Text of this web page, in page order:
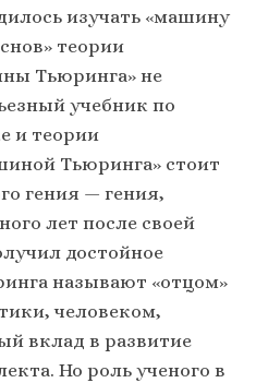
изучать «машину
теории
Тьюринга» не
учебник по
и теории
Тьюринга» стоит
гения — гения,
лет после своей
достойное
называют «отцом»
человеком,
вклад в развитие
Но роль ученого в